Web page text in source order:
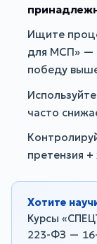
Ищите
для МСП» —
победу
часто
претензия
Хотите
Курсы
223-ФЗ — 16-